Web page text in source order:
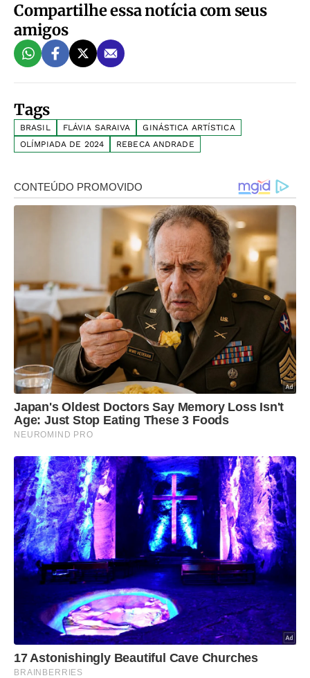
Compartilhe essa notícia com seus
amigos
Tags
BRASIL FLÁVIA SARAIVA
GINÁSTICA ARTÍSTICA
OLÍMPIADA DE 2024
REBECA ANDRADE